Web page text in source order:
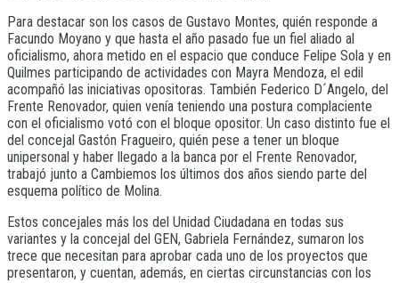
Para destacar son los casos de Gustavo Montes, quién responde a
Facundo Moyano y que hasta el año pasado fue un fiel aliado al
oficialismo, ahora metido en el espacio que conduce Felipe Sola y en
Quilmes participando de actividades con Mayra Mendoza, el edil
acompañó las iniciativas opositoras. También Federico D´Angelo, del
Frente Renovador, quien venía teniendo una postura complaciente
con el oficialismo votó con el bloque opositor. Un caso distinto fue el
del concejal Gastón Fragueiro, quién pese a tener un bloque
unipersonal y haber llegado a la banca por el Frente Renovador,
trabajó junto a Cambiemos los últimos dos años siendo parte del
esquema político de Molina.
Estos concejales más los del Unidad Ciudadana en todas sus
variantes y la concejal del GEN, Gabriela Fernández, sumaron los
trece que necesitan para aprobar cada uno de los proyectos que
presentaron, y cuentan, además, en ciertas circunstancias con los